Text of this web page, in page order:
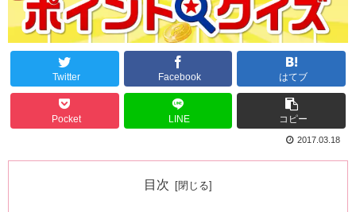
Twitter Facebook はてブ
Pocket LINE コピー
2017.03.18
目次